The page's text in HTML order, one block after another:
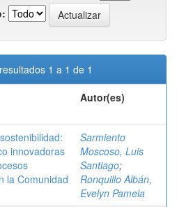
1 a 1 de 1
Autor(es)
innovadoras
la Comunidad
Sarmiento
Moscoso, Luis
Santiago;
Ronquillo Albán,
Evelyn Pamela